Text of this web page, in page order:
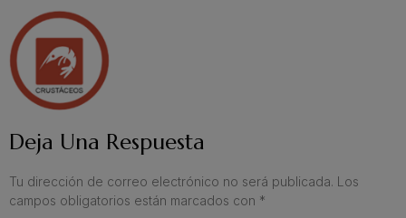
Deja Una Respuesta
Tu dirección de correo electrónico no será publicada. Los
campos obligatorios están marcados con *